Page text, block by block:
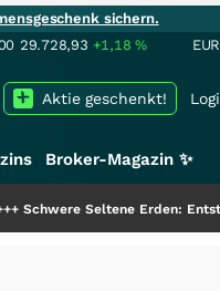
sichern.
29.728,93 +1,18%
Aktie geschenkt!
Broker-Magazin ✨
Erden: Entsteht hier die